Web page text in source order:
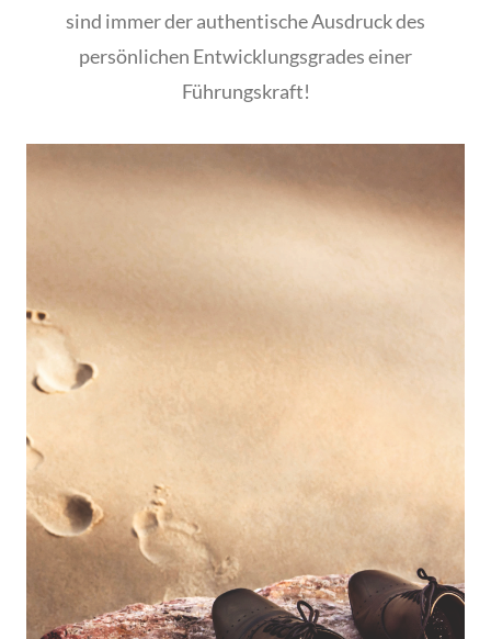
sind immer der authentische Ausdruck des
persönlichen Entwicklungsgrades einer
Führungskraft!